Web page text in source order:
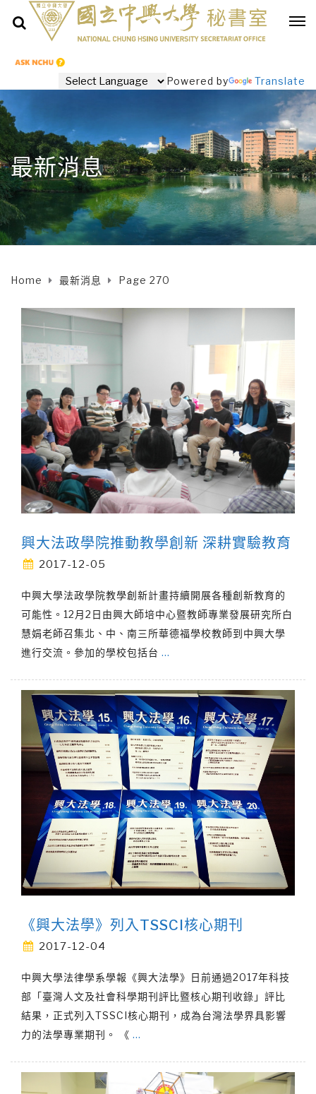
Powered by Translate
最新消息
Home 最新消息 Page 270
興大法政學院推動教學創新 深耕實驗教育
2017-12-05
中興大學法政學院教學創新計畫持續開展各種創新教育的
可能性。12月2日由興大師培中心暨教師專業發展研究所白
慧娟老師召集北、中、南三所華德福學校教師到中興大學
進行交流。參加的學校包括台 …
《興大法學》列入TSSCI核心期刊
2017-12-04
中興大學法律學系學報《興大法學》日前通過2017年科技
部「臺灣人文及社會科學期刊評比暨核心期刊收錄」評比
結果，正式列入TSSCI核心期刊，成為台灣法學界具影響
力的法學專業期刊。 《 …